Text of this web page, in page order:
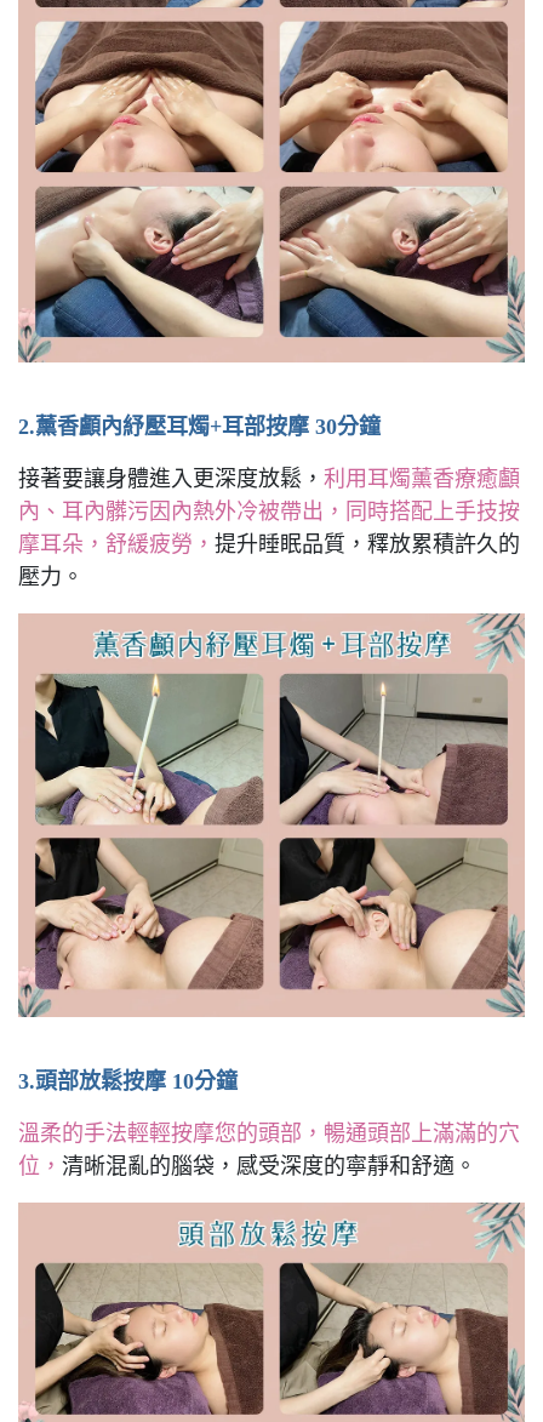
2.薰香顱內紓壓耳燭+耳部按摩 30分鐘
接著要讓身體進入更深度放鬆， 利用耳燭薰香療癒顱
內、耳內髒污因內熱外冷被帶出，同時搭配上手技按
摩耳朵，舒緩疲勞， 提升睡眠品質，釋放累積許久的
壓力。
3.頭部放鬆按摩 10分鐘
溫柔的手法輕輕按摩您的頭部，暢通頭部上滿滿的穴
位， 清晰混亂的腦袋，感受深度的寧靜和舒適。